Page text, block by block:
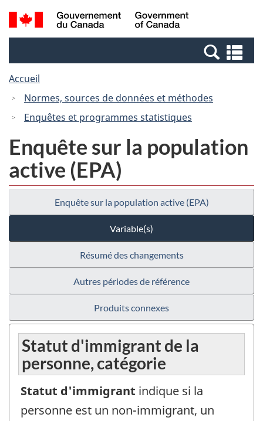
Passer
au
Passer
à
Canada
Recherche
et
et
Accueil
Normes, sources de données et méthodes
Enquêtes et programmes statistiques
Enquête sur la population
active (EPA)
Enquête sur la population active (EPA)
Variable(s)
Résumé des changements
Autres périodes de référence
Produits connexes
Statut d'immigrant de la
personne, catégorie
Statut d'immigrant indique si la
personne est un non-immigrant, un